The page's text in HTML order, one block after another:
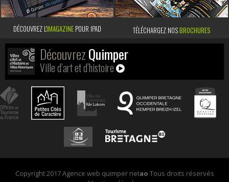
DÉCOUVREZ L’IMAGAZINE POUR IPAD TÉLÉCHARGEZ NOSBROCHURES
DécouvrezQuimper
Ville d’art et d’histoire
Copyright 2017 Agence web quimper netao Tous droits réservés